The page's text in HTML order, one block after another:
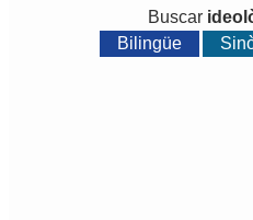
Buscar
Bilingüe